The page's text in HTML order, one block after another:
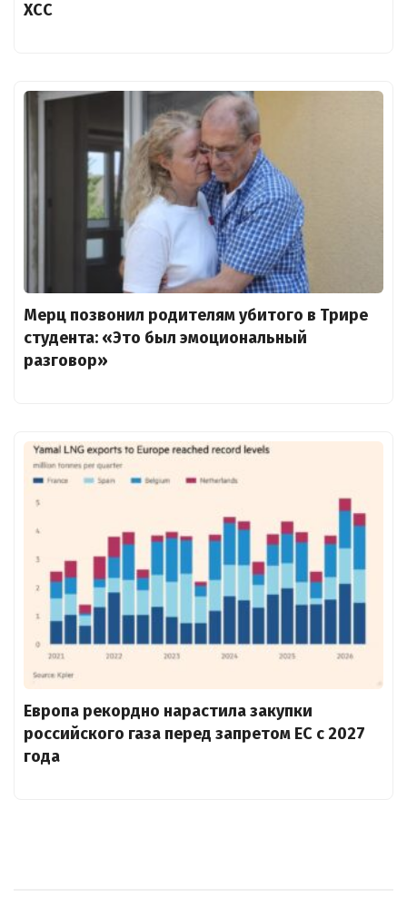
ХСС
Мерц позвонил родителям убитого в Трире
студента: «Это был эмоциональный
разговор»
Европа рекордно нарастила закупки
российского газа перед запретом ЕС с 2027
года